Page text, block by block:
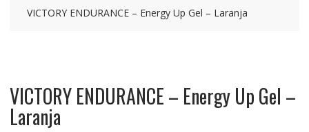
VICTORY ENDURANCE – Energy Up Gel – Laranja
VICTORY ENDURANCE – Energy Up Gel –
Laranja